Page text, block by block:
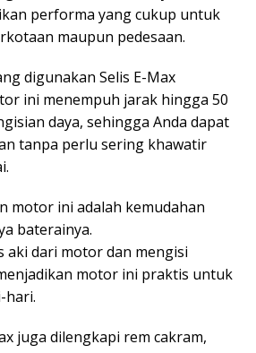
performa yang cukup untuk
maupun pedesaan.
digunakan Selis E-Max
ini menempuh jarak hingga 50
daya, sehingga Anda dapat
tanpa perlu sering khawatir
motor ini adalah kemudahan
baterainya.
aki dari motor dan mengisi
motor ini praktis untuk
hari.
juga dilengkapi rem cakram,